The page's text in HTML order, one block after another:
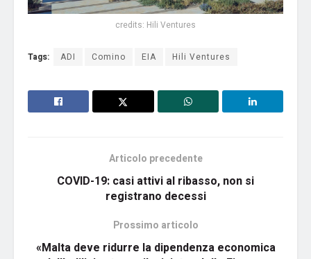
credits: Hili Ventures
Tags: ADI Comino EIA Hili Ventures
Articolo precedente
COVID-19: casi attivi al ribasso, non si
registrano decessi
Prossimo articolo
«Malta deve ridurre la dipendenza economica